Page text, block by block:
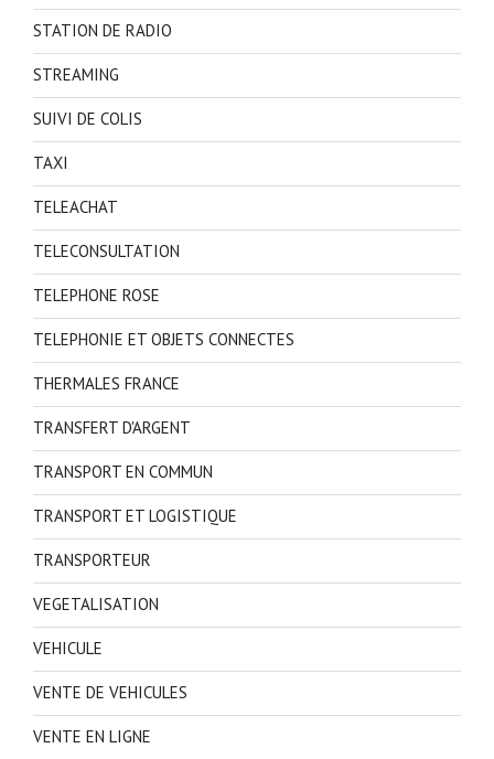
STATION DE RADIO
STREAMING
SUIVI DE COLIS
TAXI
TELEACHAT
TELECONSULTATION
TELEPHONE ROSE
TELEPHONIE ET OBJETS CONNECTES
THERMALES FRANCE
TRANSFERT D'ARGENT
TRANSPORT EN COMMUN
TRANSPORT ET LOGISTIQUE
TRANSPORTEUR
VEGETALISATION
VEHICULE
VENTE DE VEHICULES
VENTE EN LIGNE